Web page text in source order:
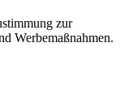
zur
Werbemaßnahmen.